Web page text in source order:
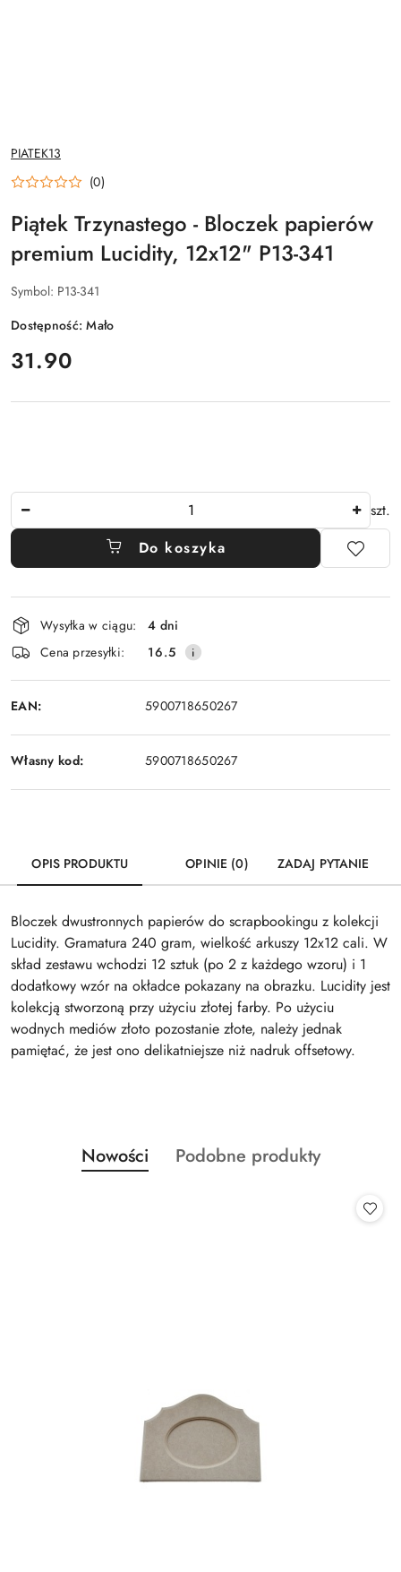
NAZWA
PRODUCENTA:
PIATEK13
(0)
Piątek Trzynastego - Bloczek papierów
premium Lucidity, 12x12" P13-341
Symbol: P13-341
Dostępność:Mało
cena:
31.90
szt.
Do koszyka
Dostępność
i
dostawa
Wysyłka w ciągu:
4 dni
Cena przesyłki:
16.5
EAN: 5900718650267
Własny kod: 5900718650267
OPIS PRODUKTU OPINIE (0) ZADAJ PYTANIE
Bloczek dwustronnych papierów do scrapbookingu z kolekcji
Lucidity. Gramatura 240 gram, wielkość arkuszy 12x12 cali. W
skład zestawu wchodzi 12 sztuk (po 2 z każdego wzoru) i 1
dodatkowy wzór na okładce pokazany na obrazku. Lucidity jest
kolekcją stworzoną przy użyciu złotej farby. Po użyciu
wodnych mediów złoto pozostanie złote, należy jednak
pamiętać, że jest ono delikatniejsze niż nadruk offsetowy.
Pomiń karuzelę produktów
Produkty
o
Nowości
Produkty
Podobne produkty